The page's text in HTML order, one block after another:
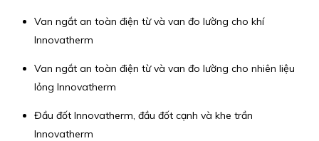
Van ngắt an toàn điện từ và van đo lường cho khí
Innovatherm
Van ngắt an toàn điện từ và van đo lường cho nhiên liệu
lỏng Innovatherm
Đầu đốt Innovatherm, đầu đốt cạnh và khe trần
Innovatherm